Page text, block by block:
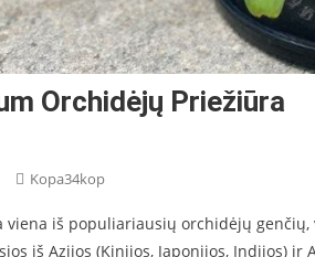
Orchidėjų Priežiūra
Kopa34kop
viena iš populiariausių orchidėjų
iš Azijos (Kinijos, Japonijos, Indijos)